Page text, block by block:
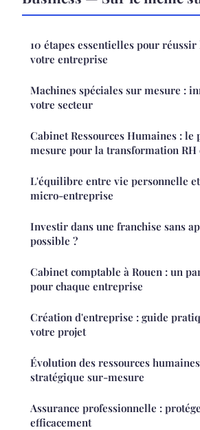
10 étapes essentielles pour
votre entreprise
Machines spéciales sur mesure :
votre secteur
Cabinet Ressources Humaines :
mesure pour la transformation RH
L'équilibre entre vie personnelle
micro-entreprise
Investir dans une franchise sans
possible ?
Cabinet comptable à Rouen : un
pour chaque entreprise
Création d'entreprise : guide
votre projet
Évolution des ressources
stratégique sur-mesure
Assurance professionnelle :
efficacement